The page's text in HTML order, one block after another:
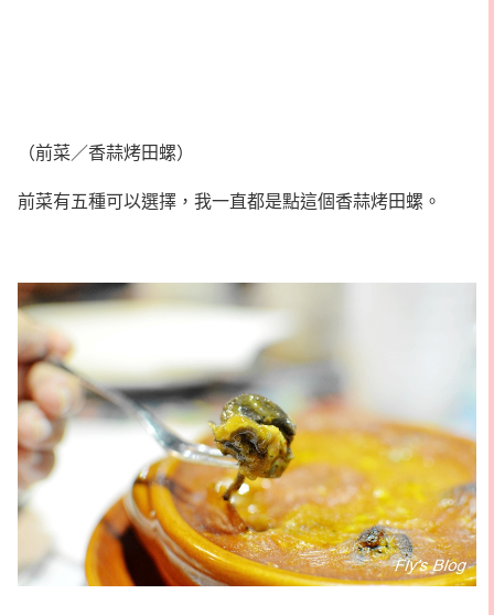
（前菜／香蒜烤田螺）
前菜有五種可以選擇，我一直都是點這個香蒜烤田螺。